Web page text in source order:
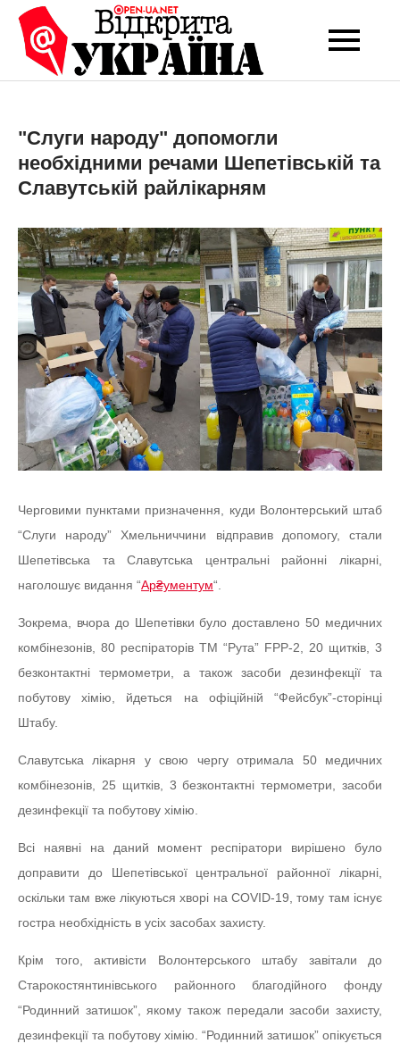
Перейти
вмісту
Open-UA
NET
Це ваше надійне
експертних думок
"Слуги народу" допомогли
необхідними речами Шепетівській та
Славутській райлікарням
Черговими пунктами призначення, куди Волонтерський штаб
“Слуги народу” Хмельниччини відправив допомогу, стали
Шепетівська та Славутська центральні районні лікарні,
наголошує видання “Ар₴ументум“.
Зокрема, вчора до Шепетівки було доставлено 50 медичних
комбінезонів, 80 респіраторів ТМ “Рута” FPP-2, 20 щитків, 3
безконтактні термометри, а також засоби дезинфекції та
побутову хімію, йдеться на офіційній “Фейсбук”-сторінці
Штабу.
Славутська лікарня у свою чергу отримала 50 медичних
комбінезонів, 25 щитків, 3 безконтактні термометри, засоби
дезинфекції та побутову хімію.
Всі наявні на даний момент респіратори вирішено було
доправити до Шепетівської центральної районної лікарні,
оскільки там вже лікуються хворі на COVID-19, тому там існує
гостра необхідність в усіх засобах захисту.
Крім того, активісти Волонтерського штабу завітали до
Старокостянтинівського районного благодійного фонду
“Родинний затишок”, якому також передали засоби захисту,
дезинфекції та побутову хімію. “Родинний затишок” опікується